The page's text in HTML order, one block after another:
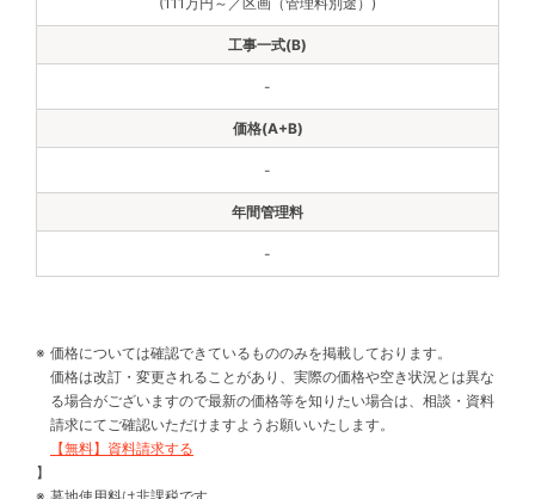
-
-
-
価格については確認できているもののみを掲載しております。
価格は改訂・変更されることがあり、実際の価格や空き状況とは異な
る場合がございますので最新の価格等を知りたい場合は、相談・資料
請求にてご確認いただけますようお願いいたします。
【無料】資料請求する
】